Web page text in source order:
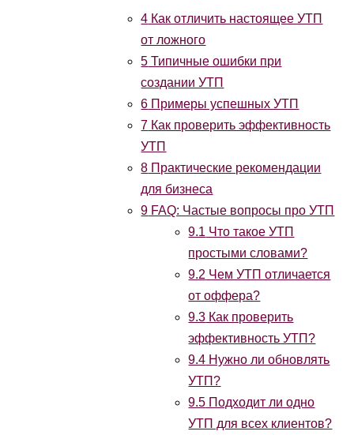
4 Как отличить настоящее УТП
от ложного
5 Типичные ошибки при
создании УТП
6 Примеры успешных УТП
7 Как проверить эффективность
УТП
8 Практические рекомендации
для бизнеса
9 FAQ: Частые вопросы про УТП
9.1 Что такое УТП
простыми словами?
9.2 Чем УТП отличается
от оффера?
9.3 Как проверить
эффективность УТП?
9.4 Нужно ли обновлять
УТП?
9.5 Подходит ли одно
УТП для всех клиентов?